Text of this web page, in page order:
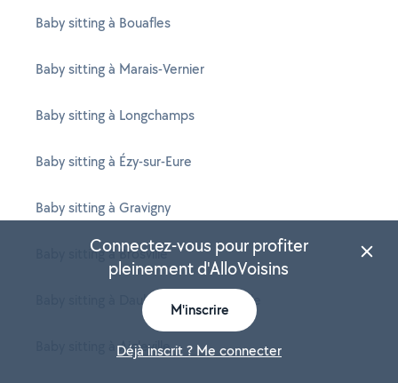
Baby sitting à Bouafles
Baby sitting à Marais-Vernier
Baby sitting à Longchamps
Baby sitting à Ézy-sur-Eure
Baby sitting à Gravigny
Baby sitting à Brosville
Baby sitting à Daubeuf-près-Vatteville
Baby sitting à Aigleville
Connectez-vous pour profiter
pleinement d'AlloVoisins
M'inscrire
Déjà inscrit ? Me connecter